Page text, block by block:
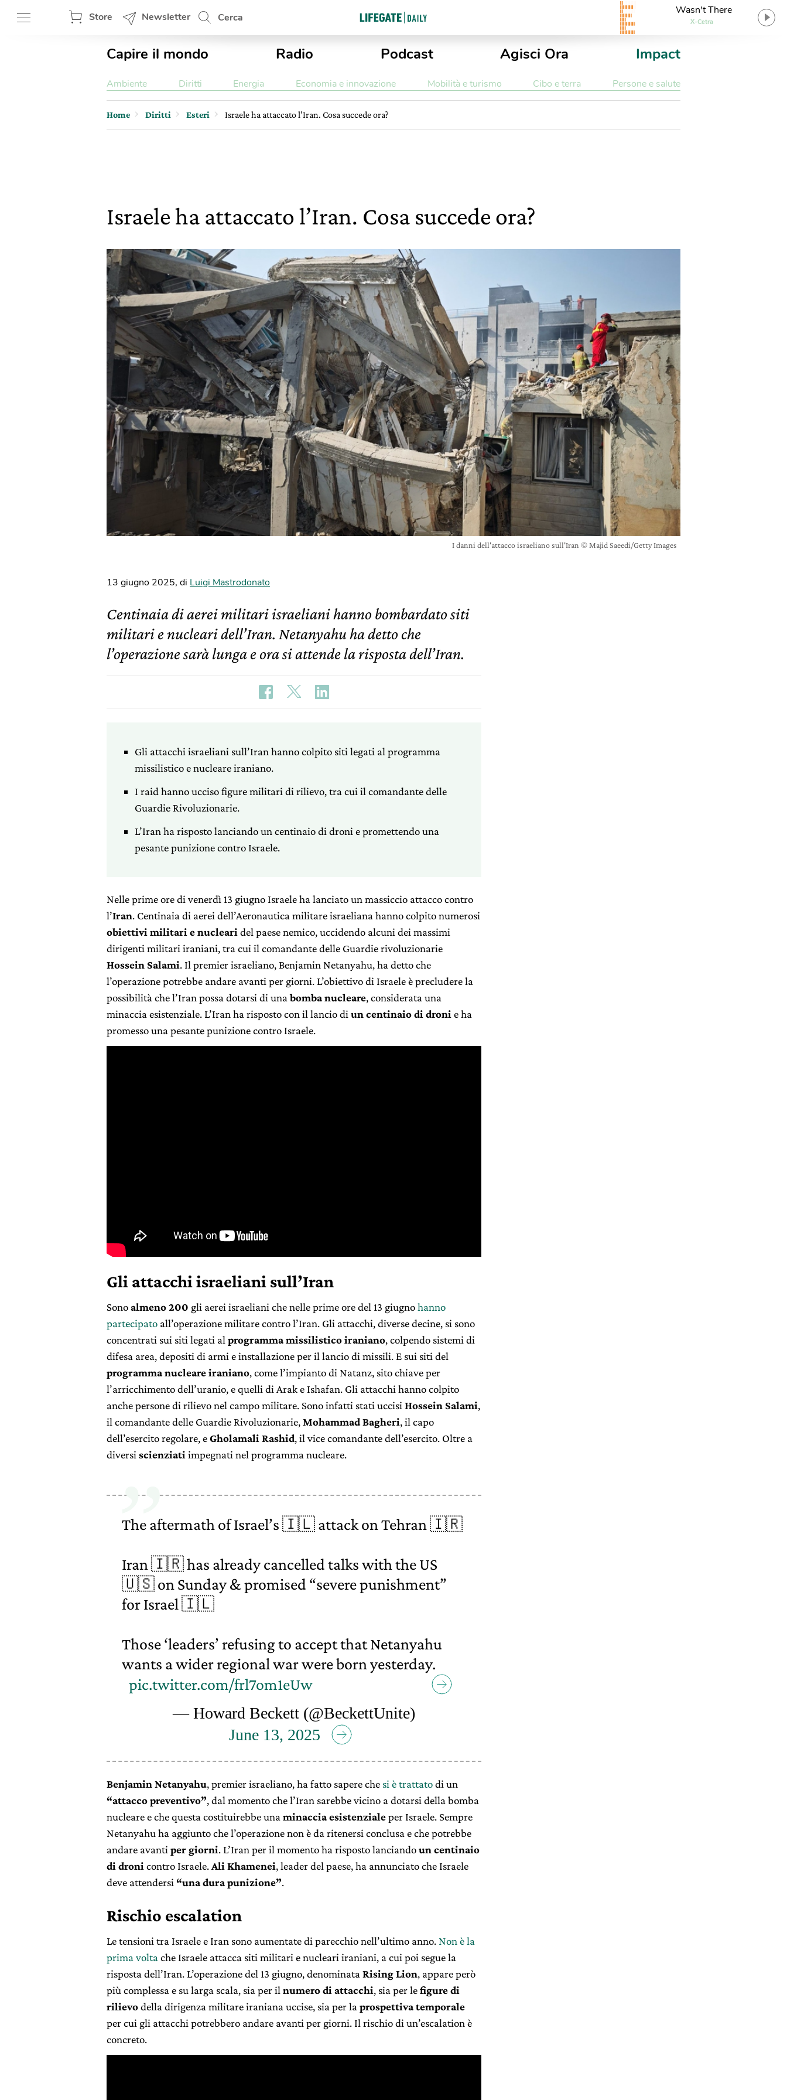
Store Newsletter Cerca
Wasn't There
X-Cetra
Capire il mondo Radio Podcast Agisci Ora Impact
Ambiente Diritti Energia Economia e innovazione Mobilità e turismo Cibo e terra Persone e salute
Home Diritti Esteri Israele ha attaccato l’Iran. Cosa succede ora?
Israele ha attaccato l’Iran. Cosa succede ora?
I danni dell'attacco israeliano sull'Iran © Majid Saeedi/Getty Images
13 giugno 2025, di Luigi Mastrodonato
Centinaia di aerei militari israeliani hanno bombardato siti
militari e nucleari dell’Iran. Netanyahu ha detto che
l’operazione sarà lunga e ora si attende la risposta dell’Iran.
Gli attacchi israeliani sull’Iran hanno colpito siti legati al programma
missilistico e nucleare iraniano.
I raid hanno ucciso figure militari di rilievo, tra cui il comandante delle
Guardie Rivoluzionarie.
L’Iran ha risposto lanciando un centinaio di droni e promettendo una
pesante punizione contro Israele.
Nelle prime ore di venerdì 13 giugno Israele ha lanciato un massiccio attacco contro
l’Iran. Centinaia di aerei dell’Aeronautica militare israeliana hanno colpito numerosi
obiettivi militari e nucleari del paese nemico, uccidendo alcuni dei massimi
dirigenti militari iraniani, tra cui il comandante delle Guardie rivoluzionarie
Hossein Salami. Il premier israeliano, Benjamin Netanyahu, ha detto che
l’operazione potrebbe andare avanti per giorni. L’obiettivo di Israele è precludere la
possibilità che l’Iran possa dotarsi di unabomba nucleare, considerata una
minaccia esistenziale. L’Iran ha risposto con il lancio di un centinaio di droni e ha
promesso una pesante punizione contro Israele.
Gli attacchi israeliani sull’Iran
Sonoalmeno 200 gli aerei israeliani che nelle prime ore del 13 giugnohanno
partecipato all’operazione militare contro l’Iran. Gli attacchi, diverse decine, si sono
concentrati sui siti legati al programma missilistico iraniano, colpendo sistemi di
difesa area, depositi di armi e installazione per il lancio di missili. E sui siti del
programma nucleare iraniano, come l’impianto di Natanz, sito chiave per
l’arricchimento dell’uranio, e quelli di Arak e Ishafan. Gli attacchi hanno colpito
anche persone di rilievo nel campo militare. Sono infatti stati uccisi Hossein Salami,
il comandante delle Guardie Rivoluzionarie,Mohammad Bagheri, il capo
dell’esercito regolare, eGholamali Rashid, il vice comandante dell’esercito. Oltre a
diversi scienziati impegnati nel programma nucleare.
The aftermath of Israel’s 🇮🇱 attack on Tehran 🇮🇷
Iran 🇮🇷 has already cancelled talks with the US
🇺🇸 on Sunday & promised “severe punishment”
for Israel 🇮🇱
Those ‘leaders’ refusing to accept that Netanyahu
wants a wider regional war were born yesterday.
pic.twitter.com/frl7om1eUw
— Howard Beckett (@BeckettUnite)
June 13, 2025
Benjamin Netanyahu, premier israeliano, ha fatto sapere che si è trattatodi un
“attacco preventivo”, dal momento che l’Iran sarebbe vicino a dotarsi della bomba
nucleare e che questa costituirebbe una minaccia esistenzialeper Israele. Sempre
Netanyahu ha aggiunto che l’operazione non è da ritenersi conclusa e che potrebbe
andare avanti per giorni. L’Iran per il momento ha risposto lanciandoun centinaio
di droni contro Israele.Ali Khamenei, leader del paese, ha annunciato che Israele
deve attendersi “una dura punizione”.
Rischio escalation
Le tensioni tra Israele e Iran sono aumentate di parecchio nell’ultimo anno. Non è la
prima volta che Israele attacca siti militari e nucleari iraniani, a cui poi segue la
risposta dell’Iran. L’operazione del 13 giugno, denominata Rising Lion, appare però
più complessa e su larga scala, sia per il numero di attacchi, sia per lefigure di
rilievodella dirigenza militareiraniana uccise, sia per la prospettiva temporale
per cui gli attacchi potrebbero andare avanti per giorni. Il rischio di un’escalation è
concreto.